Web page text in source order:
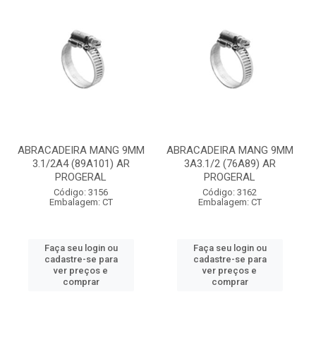
ABRACADEIRA MANG 9MM
3.1/2A4 (89A101) AR
PROGERAL
Código: 3156
Embalagem: CT
Faça seu login ou
cadastre-se para
ver preços e
comprar
ABRACADEIRA MANG 9MM
3A3.1/2 (76A89) AR
PROGERAL
Código: 3162
Embalagem: CT
Faça seu login ou
cadastre-se para
ver preços e
comprar